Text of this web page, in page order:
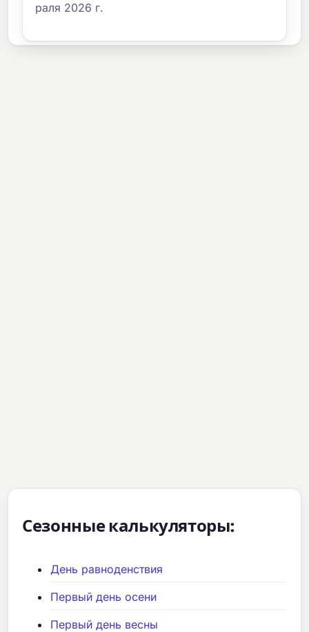
раля 2026 г.
Сезонные калькуляторы:
День равноденствия
Первый день осени
Первый день весны